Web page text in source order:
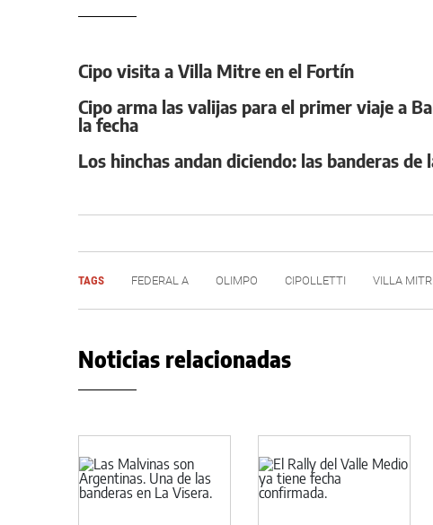
Cipo visita a Villa Mitre en el Fortín
Cipo arma las valijas para el primer viaje a
la fecha
Los hinchas andan diciendo: las banderas de
TAGS FEDERAL A OLIMPO CIPOLLETTI VILLA
Noticias relacionadas